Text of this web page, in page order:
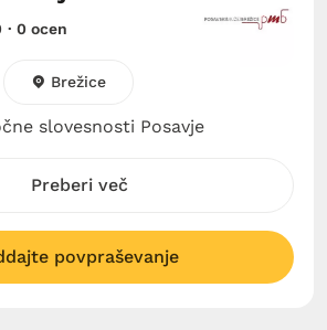
· 0 ocen
slovesnosti Posavje
Brežice
Preberi več
povpraševanje